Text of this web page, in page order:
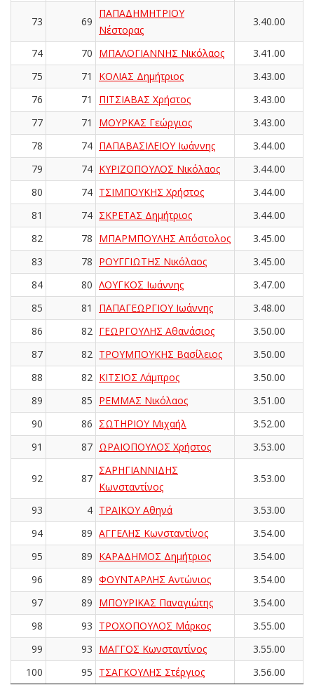
73 69
ΠΑΠΑΔΗΜΗΤΡΙΟΥ
Νέστορας
3.40.00
74 70 ΜΠΑΛΟΓΙΑΝΝΗΣ Νικόλαος
3.41.00
75
71 ΚΟΛΙΑΣ Δημήτριος
3.43.00
76
71 ΠΙΤΣΙΑΒΑΣ Χρήστος
3.43.00
77
71 ΜΟΥΡΚΑΣ Γεώργιος
3.43.00
78
74 ΠΑΠΑΒΑΣΙΛΕΙΟΥ Ιωάννης
3.44.00
79
74 ΚΥΡΙΖΟΠΟΥΛΟΣ Νικόλαος
3.44.00
80
74 ΤΣΙΜΠΟΥΚΗΣ Χρήστος
3.44.00
81
74 ΣΚΡΕΤΑΣ Δημήτριος
3.44.00
82
78 ΜΠΑΡΜΠΟΥΛΗΣ Απόστολος
3.45.00
83
78 ΡΟΥΓΓΙΩΤΗΣ Νικόλαος
3.45.00
84
80 ΛΟΥΓΚΟΣ Ιωάννης
3.47.00
85
81 ΠΑΠΑΓΕΩΡΓΙΟΥ Ιωάννης
3.48.00
86
82 ΓΕΩΡΓΟΥΛΗΣ Αθανάσιος
3.50.00
87
82 ΤΡΟΥΜΠΟΥΚΗΣ Βασίλειος
3.50.00
88
82 ΚΙΤΣΙΟΣ Λάμπρος
3.50.00
89
85 ΡΕΜΜΑΣ Νικόλαος
3.51.00
90
86 ΣΩΤΗΡΙΟΥ Μιχαήλ
3.52.00
91
87 ΩΡΑΙΟΠΟΥΛΟΣ Χρήστος 3.53.00
92 87
ΣΑΡΗΓΙΑΝΝΙΔΗΣ
Κωνσταντίνος
3.53.00
93 4 ΤΡΑΪΚΟΥ Αθηνά
3.53.00
94
89 ΑΓΓΕΛΗΣ Κωνσταντίνος
3.54.00
95
89 ΚΑΡΑΔΗΜΟΣ Δημήτριος
3.54.00
96
89 ΦΟΥΝΤΑΡΛΗΣ Αντώνιος
3.54.00
97
89 ΜΠΟΥΡΙΚΑΣ Παναγιώτης
3.54.00
98
93 ΤΡΟΧΟΠΟΥΛΟΣ Μάρκος
3.55.00
99
93 ΜΑΓΓΟΣ Κωνσταντίνος
3.55.00
100
95 ΤΣΑΓΚΟΥΛΗΣ Στέργιος 3.56.00